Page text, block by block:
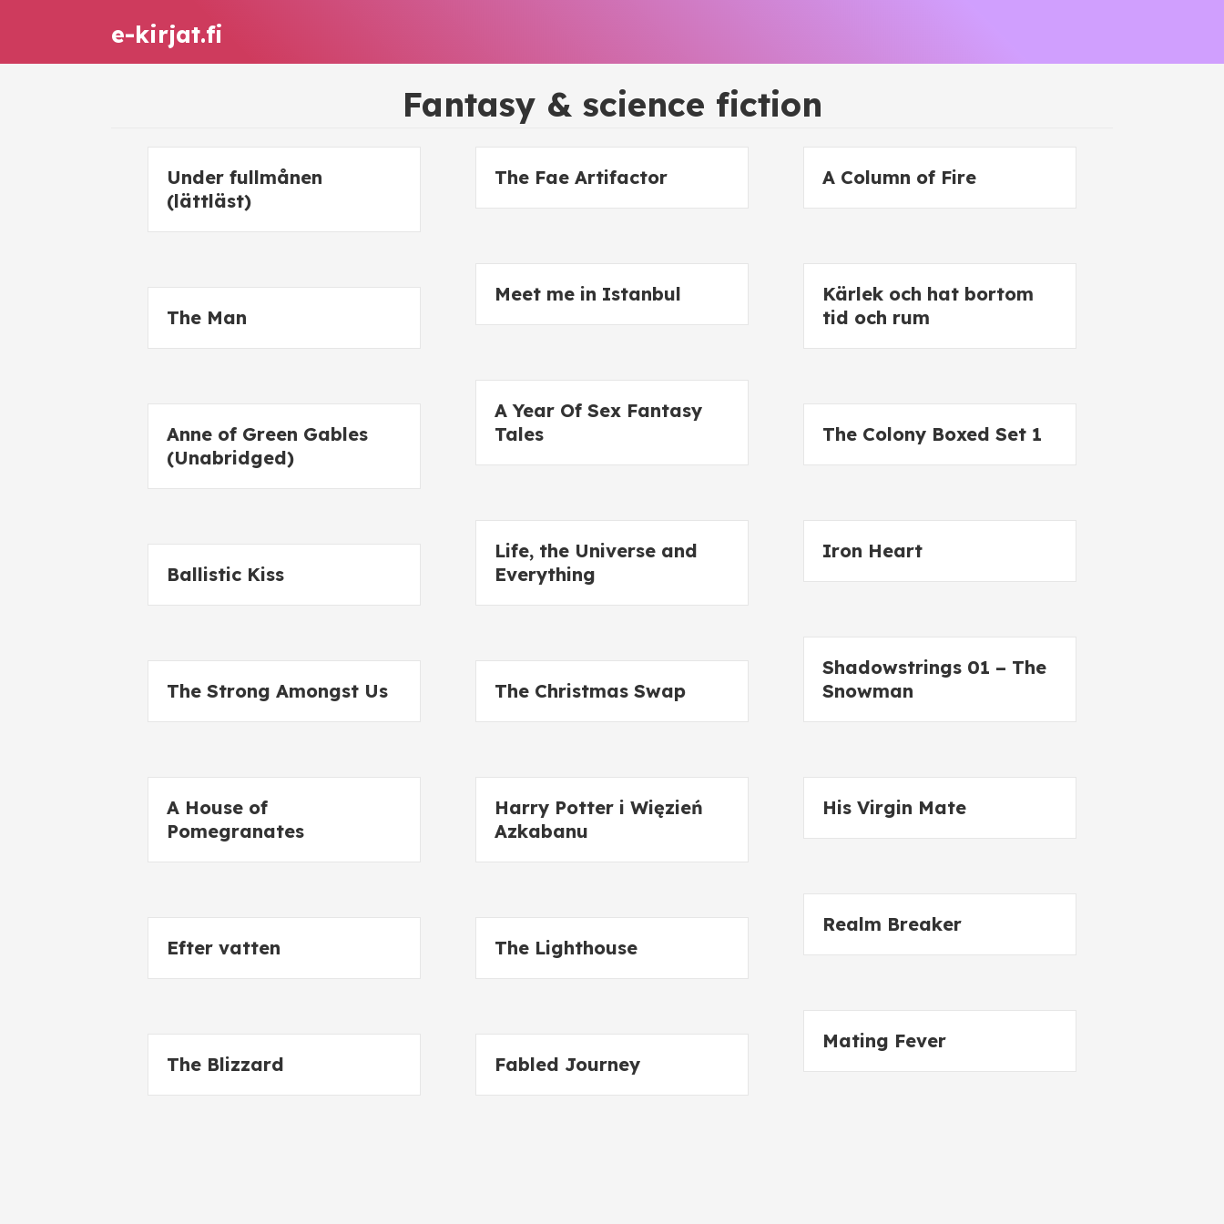
e-kirjat.fi
Fantasy & science fiction
Under fullmånen
(lättläst)
The Fae Artifactor A Column of Fire
Meet me in Istanbul
Kärlek och hat bortom
tid och rum
The Man
A Year Of Sex Fantasy
Tales
Anne of Green Gables
(Unabridged)
The Colony Boxed Set 1
Life, the Universe and
Everything
Iron Heart
Ballistic Kiss
Shadowstrings 01 – The
Snowman
The Strong Amongst Us The Christmas Swap
A House of
Pomegranates
Harry Potter i Więzień
Azkabanu
His Virgin Mate
Realm Breaker
Efter vatten
The Lighthouse
Mating Fever
The Blizzard
Fabled Journey